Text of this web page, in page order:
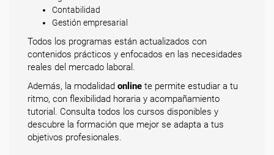
Contabilidad
Gestión empresarial
Todos los programas están actualizados con
contenidos prácticos y enfocados en las necesidades
reales del mercado laboral.
Además, la modalidad online te permite estudiar a tu
ritmo, con flexibilidad horaria y acompañamiento
tutorial. Consulta todos los cursos disponibles y
descubre la formación que mejor se adapta a tus
objetivos profesionales.